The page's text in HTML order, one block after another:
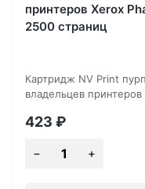
принтеров Xerox
2500 страниц
Картридж NV Print
владельцев
423 ₽